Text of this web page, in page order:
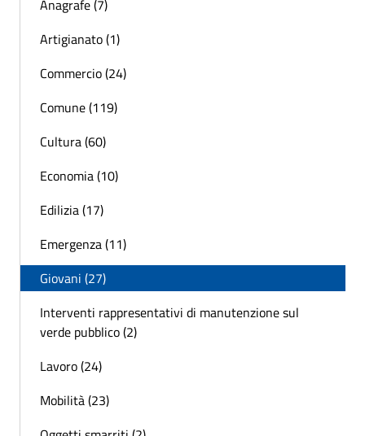
Anagrafe (7)
Artigianato (1)
Commercio (24)
Comune (119)
Cultura (60)
Economia (10)
Edilizia (17)
Emergenza (11)
Giovani (27)
Interventi rappresentativi di manutenzione sul
verde pubblico (2)
Lavoro (24)
Mobilità (23)